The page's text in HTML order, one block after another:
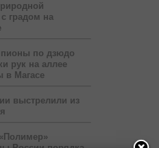
градом на
по дзюдо
рук на аллее
в Магасе
выстрелили из